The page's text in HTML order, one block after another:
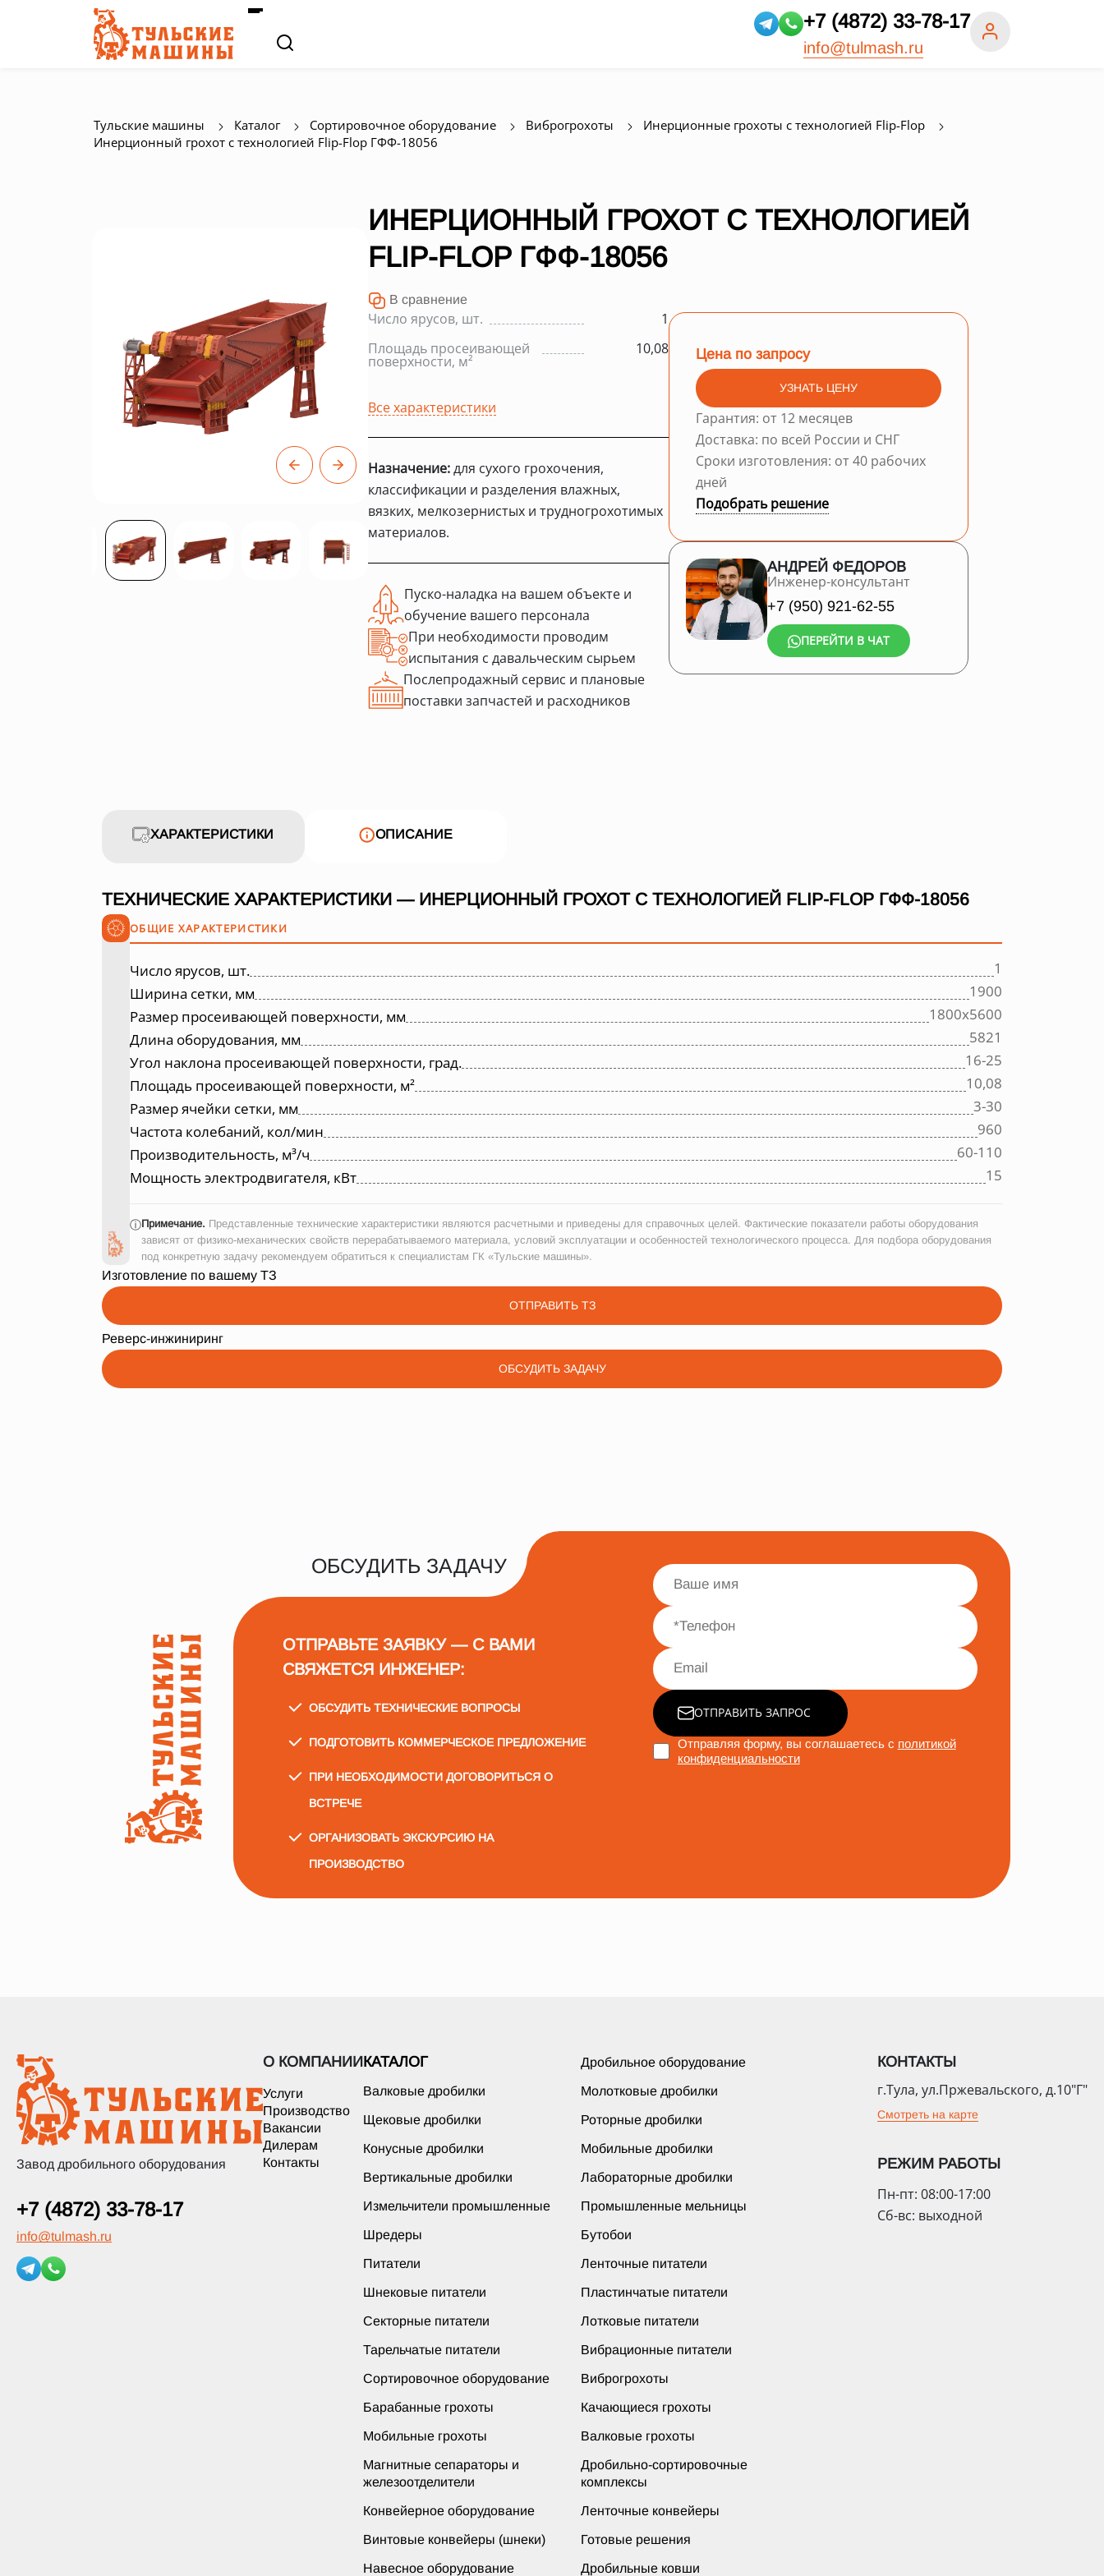
+7 (4872) 33-78-17
info@tulmash.ru
Тульские машины Каталог Сортировочное оборудование Виброгрохоты
Инерционные грохоты с технологией Flip-Flop
Инерционный грохот с технологией Flip-Flop ГФФ-18056
ИНЕРЦИОННЫЙ ГРОХОТ С ТЕХНОЛОГИЕЙ
FLIP-FLOP ГФФ-18056
В сравнение
Число ярусов, шт.
1
Площадь просеивающей
поверхности, м²
10,08
Все характеристики
Назначение:для сухого грохочения,
классификации и разделения влажных,
вязких, мелкозернистых и трудногрохотимых
материалов.
Пуско-наладка на вашем объекте и
обучение вашего персонала
При необходимости проводим
испытания с давальческим сырьем
Послепродажный сервис и плановые
поставки запчастей и расходников
Цена по запросу
УЗНАТЬ ЦЕНУ
Гарантия: от 12 месяцев
Доставка: по всей России и СНГ
Сроки изготовления: от 40 рабочих
дней
Подобрать решение
АНДРЕЙ ФЕДОРОВ
Инженер-консультант
+7 (950) 921-62-55
ПЕРЕЙТИ В ЧАТ
ХАРАКТЕРИСТИКИ ОПИСАНИЕ
ТЕХНИЧЕСКИЕ ХАРАКТЕРИСТИКИ — ИНЕРЦИОННЫЙ ГРОХОТ С ТЕХНОЛОГИЕЙ FLIP-FLOP ГФФ-18056
ОБЩИЕ ХАРАКТЕРИСТИКИ
Число ярусов, шт.
1
Ширина сетки, мм
1900
Размер просеивающей поверхности, мм
1800х5600
Длина оборудования, мм
5821
Угол наклона просеивающей поверхности, град.
16-25
Площадь просеивающей поверхности, м²
10,08
Размер ячейки сетки, мм
3-30
Частота колебаний, кол/мин
960
Производительность, м³/ч
60-110
Мощность электродвигателя, кВт
15
ⓘПримечание. Представленные технические характеристики являются расчетными и приведены для справочных целей. Фактические показатели работы оборудования
зависят от физико-механических свойств перерабатываемого материала, условий эксплуатации и особенностей технологического процесса. Для подбора оборудования
под конкретную задачу рекомендуем обратиться к специалистам ГК «Тульские машины».
Изготовление по вашему ТЗ
ОТПРАВИТЬ ТЗ
Реверс-инжиниринг
ОБСУДИТЬ ЗАДАЧУ
ОБСУДИТЬ ЗАДАЧУ
ОТПРАВЬТЕ ЗАЯВКУ — С ВАМИ
СВЯЖЕТСЯ ИНЖЕНЕР:
ОБСУДИТЬ ТЕХНИЧЕСКИЕ ВОПРОСЫ
ПОДГОТОВИТЬ КОММЕРЧЕСКОЕ ПРЕДЛОЖЕНИЕ
ПРИ НЕОБХОДИМОСТИ ДОГОВОРИТЬСЯ О
ВСТРЕЧЕ
ОРГАНИЗОВАТЬ ЭКСКУРСИЮ НА
ПРОИЗВОДСТВО
ОТПРАВИТЬ ЗАПРОС
Отправляя форму, вы соглашаетесь с политикой
конфиденциальности
Завод дробильного оборудования
+7 (4872) 33-78-17
info@tulmash.ru
О КОМПАНИИ
Услуги
Производство
Вакансии
Дилерам
Контакты
КАТАЛОГ Дробильное оборудование
Валковые дробилки Молотковые дробилки
Щековые дробилки Роторные дробилки
Конусные дробилки Мобильные дробилки
Вертикальные дробилки Лабораторные дробилки
Измельчители промышленные Промышленные мельницы
Шредеры Бутобои
Питатели Ленточные питатели
Шнековые питатели Пластинчатые питатели
Секторные питатели Лотковые питатели
Тарельчатые питатели Вибрационные питатели
Сортировочное оборудование Виброгрохоты
Барабанные грохоты Качающиеся грохоты
Мобильные грохоты Валковые грохоты
Магнитные сепараторы и
железоотделители
Дробильно-сортировочные
комплексы
Конвейерное оборудование Ленточные конвейеры
Винтовые конвейеры (шнеки) Готовые решения
Навесное оборудование Дробильные ковши
КОНТАКТЫ
г.Тула, ул.Пржевальского, д.10"Г"
Смотреть на карте
РЕЖИМ РАБОТЫ
Пн-пт: 08:00-17:00
Сб-вс: выходной